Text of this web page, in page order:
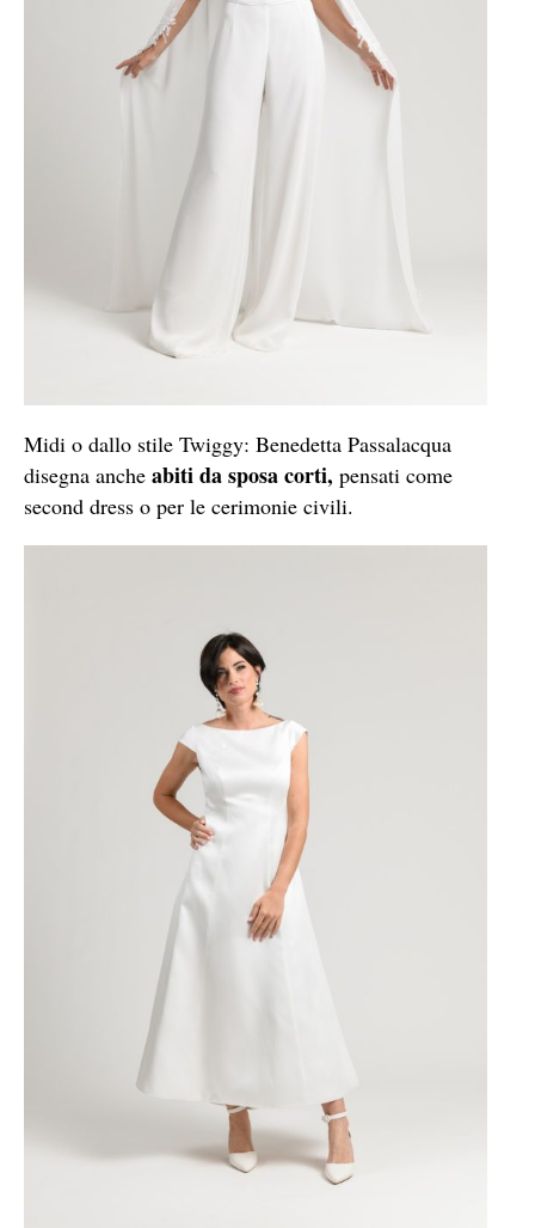
Midi o dallo stile Twiggy: Benedetta Passalacqua
disegna anche abiti da sposa corti, pensati come
second dress o per le cerimonie civili.